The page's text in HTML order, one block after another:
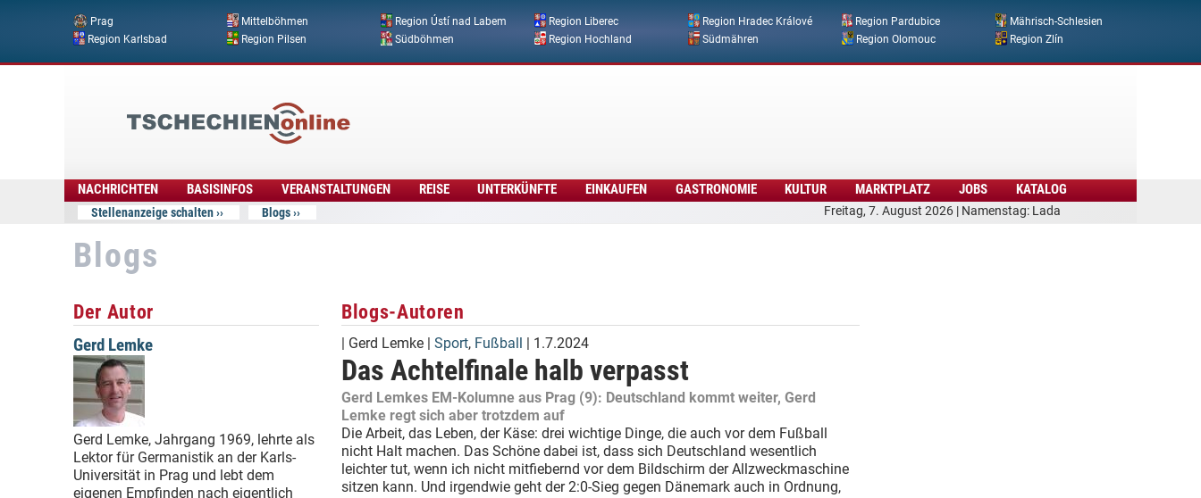
Direkt zum Inhalt
Prag Mittelböhmen Region Ústí nad Labem Region Liberec Region Hradec Králové Region Pardubice
Mährisch-Schlesien
Region Karlsbad
Region Pilsen Südböhmen Region Hochland Südmähren Region Olomouc Region Zlín
Freitag, 7. August 2026 | Namenstag: Lada
Online
NACHRICHTEN BASISINFOS VERANSTALTUNGEN REISE UNTERKÜNFTE EINKAUFEN GASTRONOMIE KULTUR MARKTPLATZ JOBS KATALOG
Stellenanzeige schalten Blogs
Blogs
Der Autor
Gerd Lemke
Gerd Lemke, Jahrgang 1969, lehrte als
Lektor für Germanistik an der Karls-
Universität in Prag und lebt dem
eigenen Empfinden nach eigentlich
Blogs-Autoren
| Gerd Lemke | Sport, Fußball | 1.7.2024
Das Achtelfinale halb verpasst
Gerd Lemkes EM-Kolumne aus Prag (9): Deutschland kommt weiter, Gerd
Lemke regt sich aber trotzdem auf
Die Arbeit, das Leben, der Käse: drei wichtige Dinge, die auch vor dem Fußball
nicht Halt machen. Das Schöne dabei ist, dass sich Deutschland wesentlich
leichter tut, wenn ich nicht mitfiebernd vor dem Bildschirm der Allzweckmaschine
sitzen kann. Und irgendwie geht der 2:0-Sieg gegen Dänemark auch in Ordnung,